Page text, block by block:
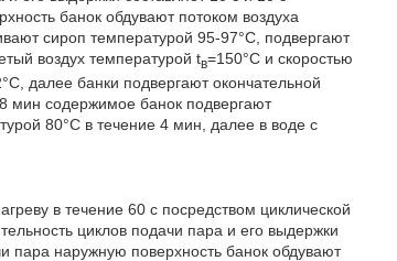
банок обдувают потоком воздуха
сироп температурой 95-97°C, подвергают
воздух температурой tв=150°C и скоростью
далее банки подвергают окончательной
мин содержимое банок подвергают
80°C в течение 4 мин, далее в воде с
в течение 60 с посредством циклической
циклов подачи пара и его выдержки
пара наружную поверхность банок обдувают